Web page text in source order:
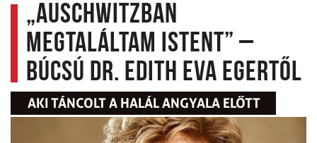
„Auschwitzban
megtaláltam Istent” –
Búcsú dr. Edith Eva Egertől
AKI TÁNCOLT A HALÁL ANGYALA ELŐTT